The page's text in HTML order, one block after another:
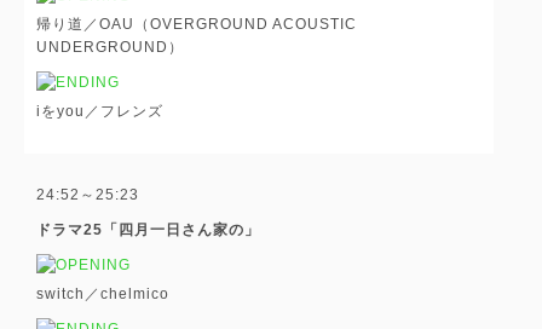
帰り道／OAU（OVERGROUND ACOUSTIC
UNDERGROUND）
iをyou／フレンズ
24:52～25:23
ドラマ25「四月一日さん家の」
switch／chelmico